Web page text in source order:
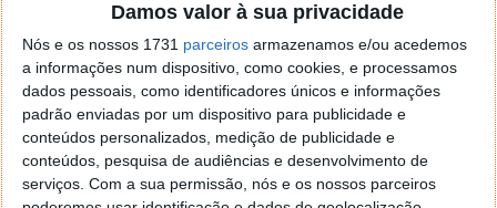
Damos valor à sua privacidade
Nós e os nossos 1731 parceiros armazenamos e/ou acedemos
a informações num dispositivo, como cookies, e processamos
dados pessoais, como identificadores únicos e informações
padrão enviadas por um dispositivo para publicidade e
conteúdos personalizados, medição de publicidade e
conteúdos, pesquisa de audiências e desenvolvimento de
serviços. Com a sua permissão, nós e os nossos parceiros